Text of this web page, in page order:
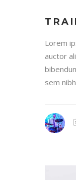
Lorem
auctor
sem